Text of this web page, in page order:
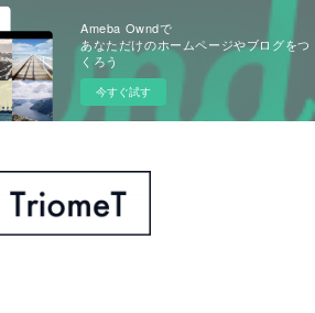
Ameba Owndで
あなただけのホームページやブログをつ
くろう
今すぐ試す